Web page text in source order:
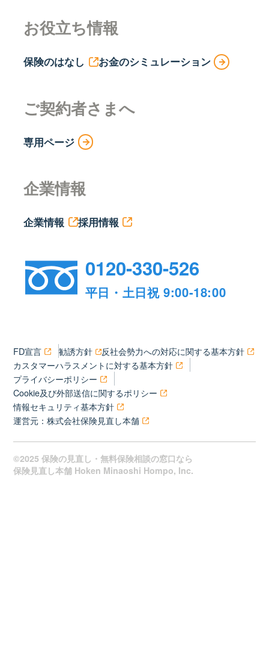
お役立ち情報
保険のはなし お金のシミュレーション
ご契約者さまへ
専用ページ
企業情報
企業情報 採用情報
0120-330-526
平日・土日祝 9:00-18:00
FD宣言 勧誘方針
反社会勢力への対応に関する基本方針
カスタマーハラスメントに対する基本方針
プライバシーポリシー
Cookie及び外部送信に関するポリシー
情報セキュリティ基本方針
運営元：株式会社保険見直し本舗
©2025 保険の見直し・無料保険相談の窓口なら
保険見直し本舗 Hoken Minaoshi Hompo, Inc.